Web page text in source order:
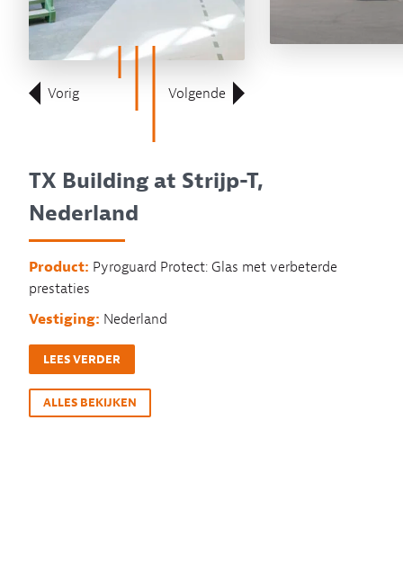
TX Building at Strijp-T,
Nederland
Product: Pyroguard Protect: Glas met verbeterde
prestaties
Vestiging: Nederland
LEES VERDER
ALLES BEKIJKEN
Vorig Volgende